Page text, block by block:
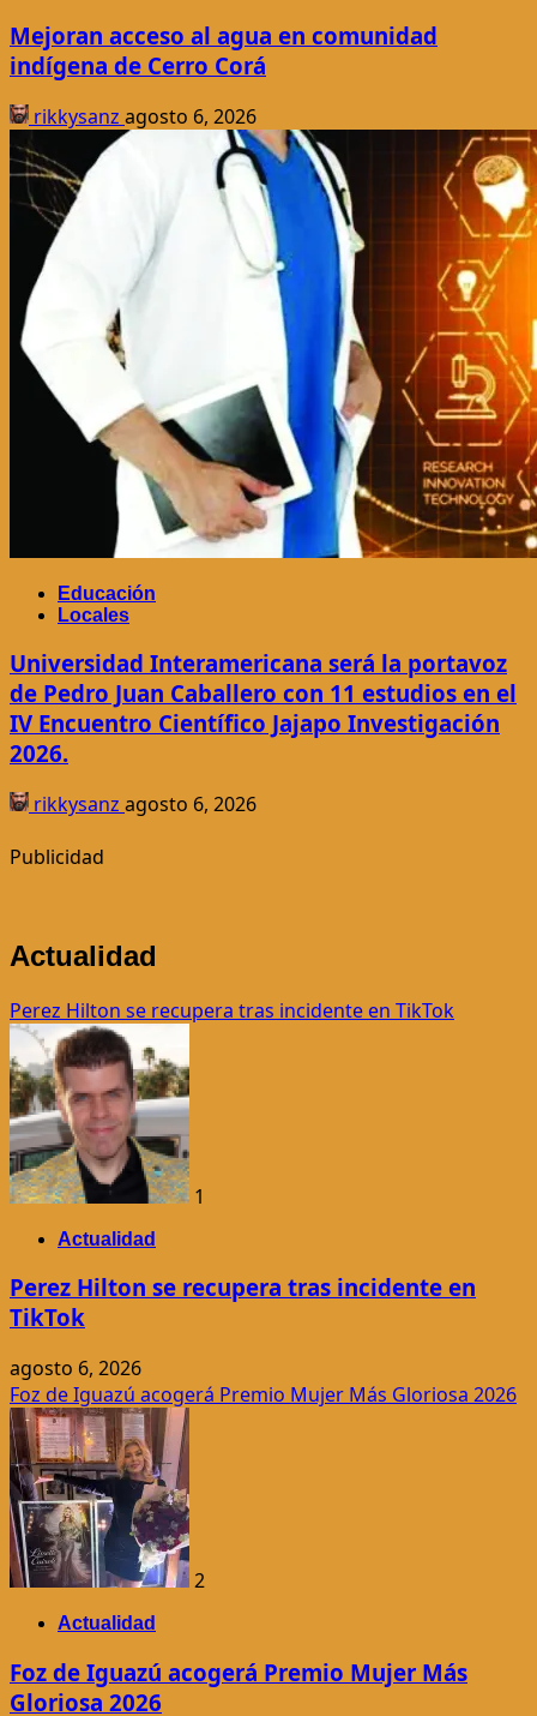
Mejoran acceso al agua en comunidad
indígena de Cerro Corá
rikkysanz agosto 6, 2026
Educación
Locales
Universidad Interamericana será la portavoz
de Pedro Juan Caballero con 11 estudios en el
IV Encuentro Científico Jajapo Investigación
2026.
rikkysanz agosto 6, 2026
Publicidad
Actualidad
Perez Hilton se recupera tras incidente en TikTok
1
Actualidad
Perez Hilton se recupera tras incidente en
TikTok
agosto 6, 2026
Foz de Iguazú acogerá Premio Mujer Más Gloriosa 2026
2
Actualidad
Foz de Iguazú acogerá Premio Mujer Más
Gloriosa 2026